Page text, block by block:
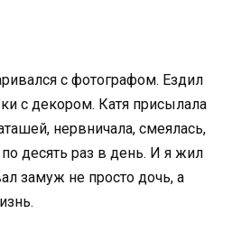
с фотографом. Ездил
с декором. Катя присылала
нервничала, смеялась,
десять раз в день. И я жил
замуж не просто дочь, а